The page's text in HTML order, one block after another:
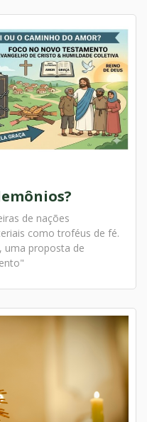
de nações
como troféus de fé.
uma proposta de